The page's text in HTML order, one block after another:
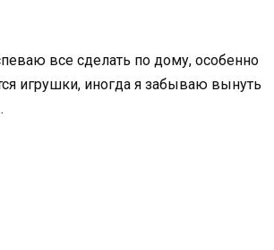
все сделать по дому, особенно
игрушки, иногда я забываю вынуть